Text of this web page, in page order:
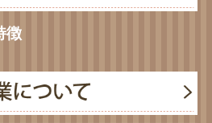
徴